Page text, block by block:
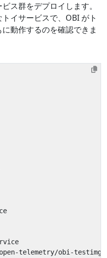
ス群をデプロイします。
イサービスで、OBI がト
動作するのを確認できま
telemetry/obi-